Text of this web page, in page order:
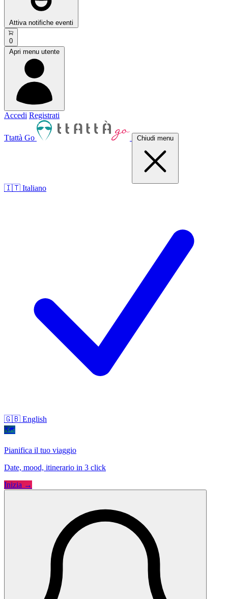
Attiva notifiche eventi
0
Apri menu utente
Accedi Registrati
Ttattà Go Chiudi menu
🇮🇹 Italiano
🇬🇧 English
🗺
Pianifica il tuo viaggio
Date, mood, itinerario in 3 click
Inizia →